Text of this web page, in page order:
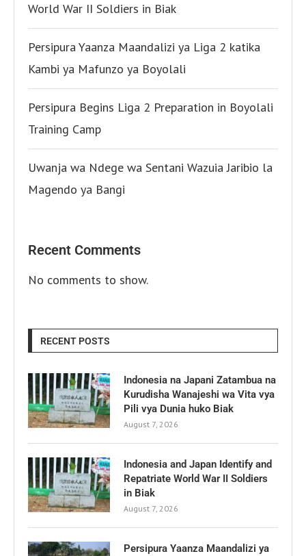
World War II Soldiers in Biak
Persipura Yaanza Maandalizi ya Liga 2 katika
Kambi ya Mafunzo ya Boyolali
Persipura Begins Liga 2 Preparation in Boyolali
Training Camp
Uwanja wa Ndege wa Sentani Wazuia Jaribio la
Magendo ya Bangi
Recent Comments
No comments to show.
RECENT POSTS
Indonesia na Japani Zatambua na
Kurudisha Wanajeshi wa Vita vya
Pili vya Dunia huko Biak
August 7, 2026
Indonesia and Japan Identify and
Repatriate World War II Soldiers
in Biak
August 7, 2026
Persipura Yaanza Maandalizi ya